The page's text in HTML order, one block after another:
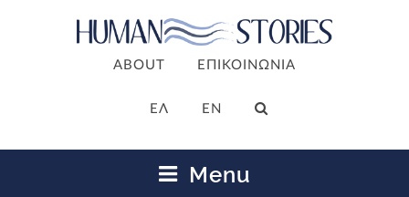
ABOUT ΕΠΙΚΟΙΝΩΝΙΑ
ΕΛ EN
Menu